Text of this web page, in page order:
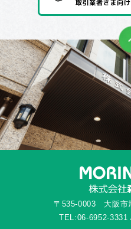
〒535-0003 大阪市
TEL:06-6952-3331